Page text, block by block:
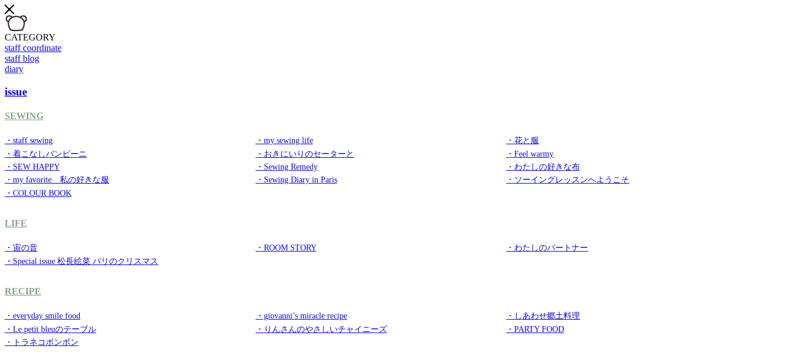
CATEGORY
staff coordinate
staff blog
diary
issue
SEWING
・staff sewing ・my sewing life
・花と服
・着こなしバンビーニ
・おきにいりのセーターと
・Feel warmy
・SEW HAPPY
・Sewing Remedy
・わたしの好きな布
・my favorite 私の好きな服
・Sewing Diary in Paris
・ソーイングレッスンへようこそ
・COLOUR BOOK
LIFE
・宙の音 ・ROOM STORY
・わたしのパートナー
・Special issue 松長絵菜 パリのクリスマス
RECIPE
・everyday smile food ・giovanni’s miracle recipe
・しあわせ郷土料理
・Le petit bleuのテーブル
・りんさんのやさしいチャイニーズ
・PARTY FOOD
・トラネコボンボン